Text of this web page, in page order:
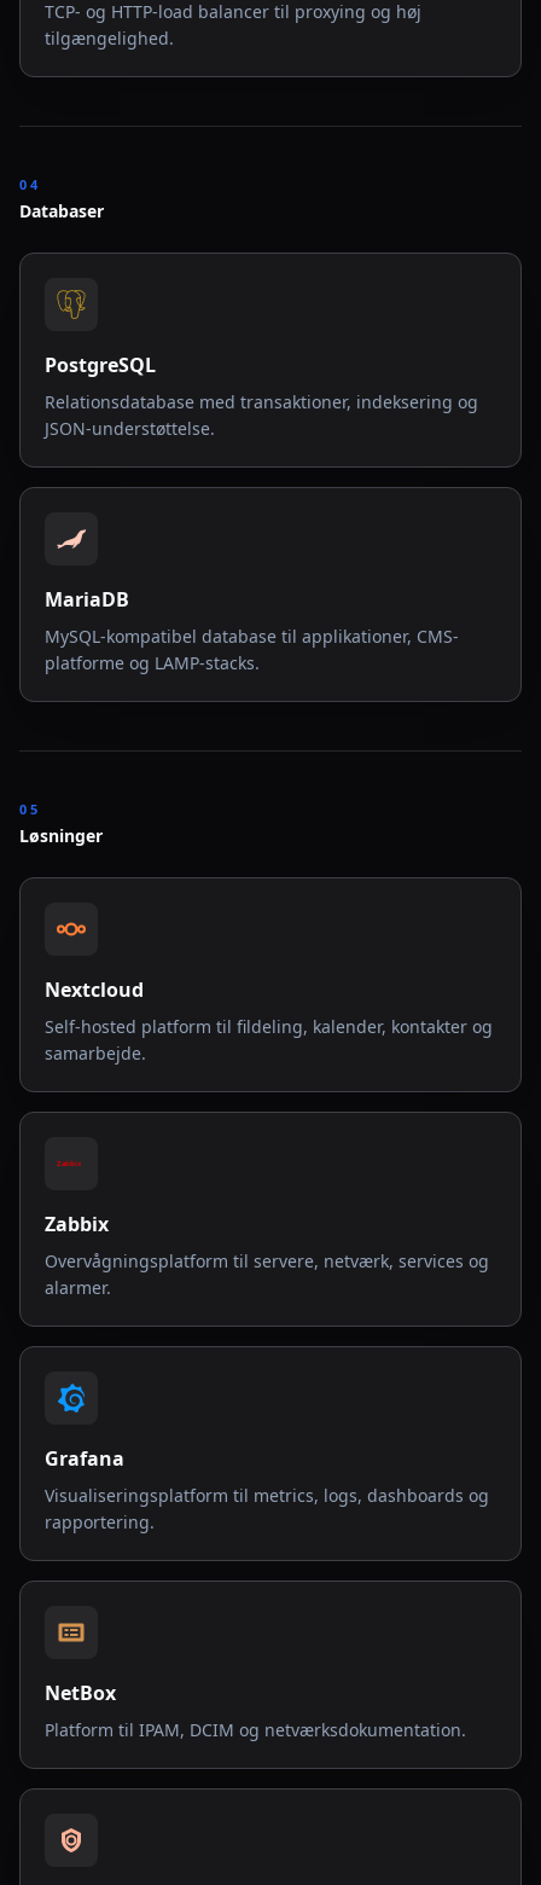
TCP- og HTTP-load balancer til proxying og høj
tilgængelighed.
04
Databaser
PostgreSQL
Relationsdatabase med transaktioner, indeksering og
JSON-understøttelse.
MariaDB
MySQL-kompatibel database til applikationer, CMS-
platforme og LAMP-stacks.
05
Løsninger
Nextcloud
Self-hosted platform til fildeling, kalender, kontakter og
samarbejde.
Zabbix
Overvågningsplatform til servere, netværk, services og
alarmer.
Grafana
Visualiseringsplatform til metrics, logs, dashboards og
rapportering.
NetBox
Platform til IPAM, DCIM og netværksdokumentation.